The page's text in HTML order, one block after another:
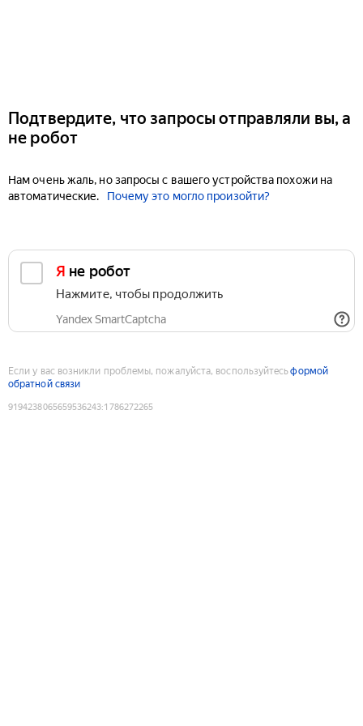
Подтвердите, что запросы отправляли вы, а
не робот
Нам очень жаль, но запросы с вашего устройства похожи на
автоматические.
Почему это могло произойти?
Я не робот
Нажмите, чтобы продолжить
Yandex SmartCaptcha
Если у вас возникли проблемы, пожалуйста, воспользуйтесьформой
обратной связи
9194238065659536243:1786272265